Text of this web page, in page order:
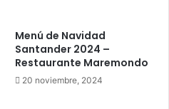
Menú de Navidad
Santander 2024 –
Restaurante Maremondo
20 noviembre, 2024